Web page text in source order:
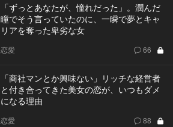
「ずっとあなたが、憧れだった」。潤んだ
瞳でそう言っていたのに、一瞬で夢とキャ
リアを奪った卑劣な女
恋愛 66
「商社マンとか興味ない」リッチな経営者
と付き合ってきた美女の恋が、いつもダメ
になる理由
恋愛 88